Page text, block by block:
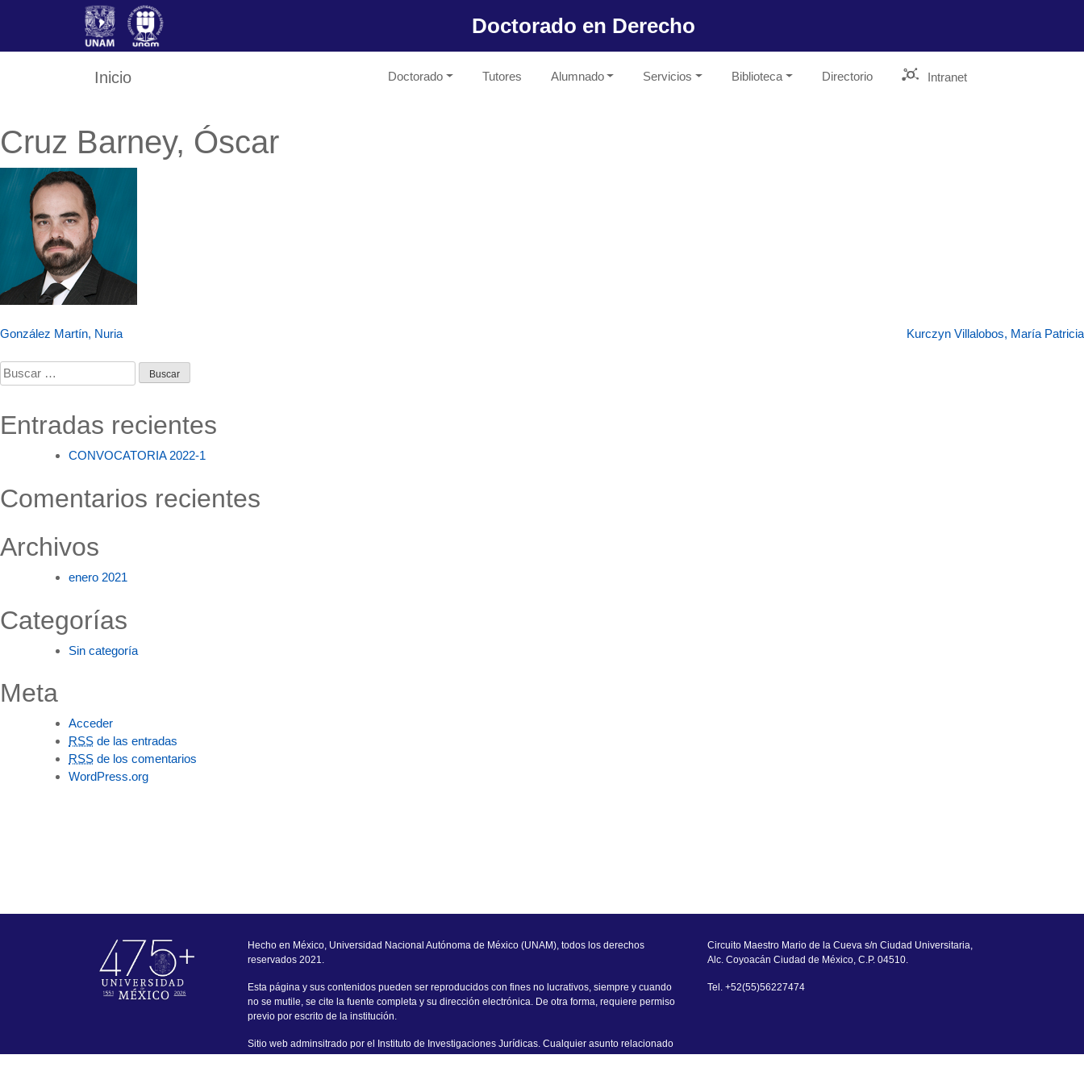
Doctorado en Derecho
Inicio Doctorado Tutores Alumnado Servicios Biblioteca Directorio Intranet
Cruz Barney, Óscar
Navegación
de
González Martín, Nuria Kurczyn Villalobos, María Patricia
Buscar:
Entradas recientes
CONVOCATORIA 2022-1
Comentarios recientes
Archivos
enero 2021
Categorías
Sin categoría
Meta
Acceder
RSS de las entradas
RSS de los comentarios
WordPress.org
Hecho en México, Universidad Nacional Autónoma de México (UNAM), todos los derechos
reservados 2021.
Esta página y sus contenidos pueden ser reproducidos con fines no lucrativos, siempre y cuando
no se mutile, se cite la fuente completa y su dirección electrónica. De otra forma, requiere permiso
previo por escrito de la institución.
Sitio web adminsitrado por el Instituto de Investigaciones Jurídicas. Cualquier asunto relacionado
Circuito Maestro Mario de la Cueva s/n Ciudad Universitaria,
Alc. Coyoacán Ciudad de México, C.P. 04510.
Tel. +52(55)56227474